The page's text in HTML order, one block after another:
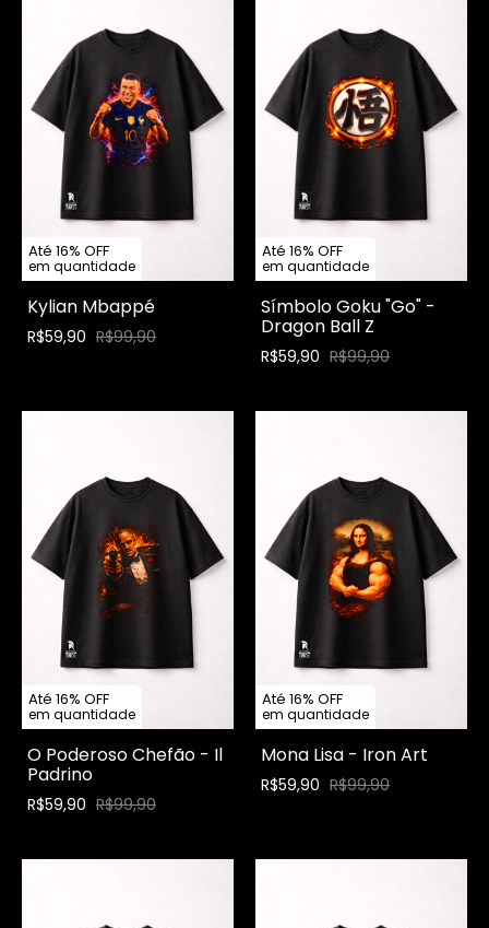
Até 16% OFF
em quantidade
Kylian Mbappé
R$59,90 R$99,90
Até 16% OFF
em quantidade
Símbolo Goku "Go" -
Dragon Ball Z
R$59,90 R$99,90
Até 16% OFF
em quantidade
O Poderoso Chefão - Il
Padrino
R$59,90 R$99,90
Até 16% OFF
em quantidade
Mona Lisa - Iron Art
R$59,90 R$99,90